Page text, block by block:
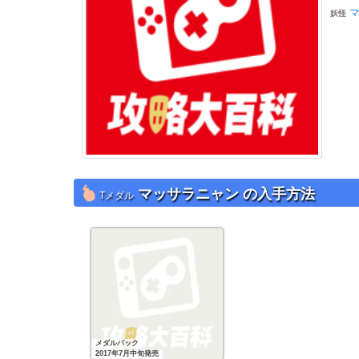
妖怪
Tメダルマッサラニャン の入手方法
メダルパック
2017年7月中旬発売